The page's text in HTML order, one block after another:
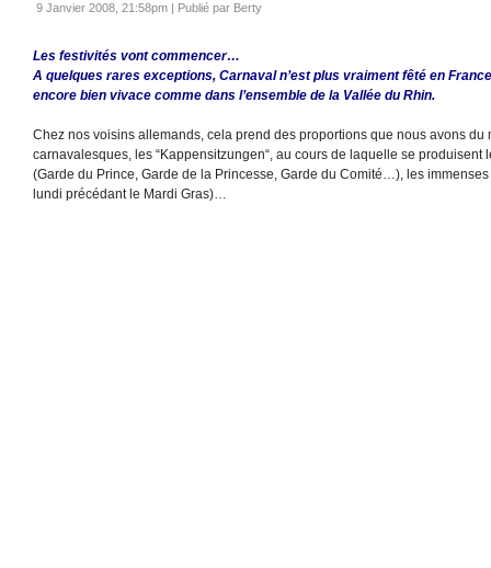
9 Janvier 2008, 21:58pm | Publié par Berty
Les festivités vont commencer…
A quelques rares exceptions, Carnaval n’est plus vraiment fêté en
encore bien vivace comme dans l’ensemble de la Vallée du Rhin.
Chez nos voisins allemands, cela prend des proportions que nous avons du
carnavalesques, les “Kappensitzungen“, au cours de laquelle se produisent
(Garde du Prince, Garde de la Princesse, Garde du Comité…), les
lundi précédant le Mardi Gras)…